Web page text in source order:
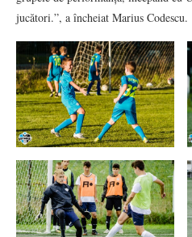
jucători.”, a încheiat Marius Codescu.